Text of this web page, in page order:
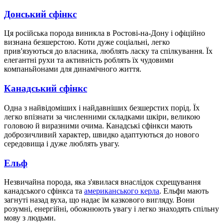
Донський сфінкс
Ця російська порода виникла в Ростові-на-Дону і офіційно
визнана безшерстою. Коти дуже соціальні, легко
прив'язуються до власника, люблять ласку та спілкування. Їх
елегантні рухи та активність роблять їх чудовими
компаньйонами для динамічного життя.
Канадський сфінкс
Одна з найвідоміших і найдавніших безшерстих порід. Їх
легко впізнати за численними складками шкіри, великою
головою й виразними очима. Канадські сфінкси мають
доброзичливий характер, швидко адаптуються до нового
середовища і дуже люблять увагу.
Ельф
Незвичайна порода, яка з'явилася внаслідок схрещування
канадського сфінкса та американського керла. Ельфи мають
загнуті назад вуха, що надає їм казкового вигляду. Вони
розумні, енергійні, обожнюють увагу і легко знаходять спільну
мову з людьми.